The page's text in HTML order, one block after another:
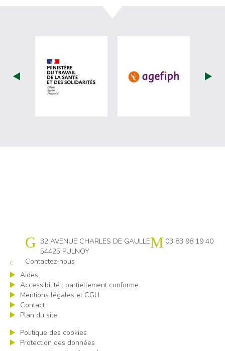
visiter les site de Ministère du travail
visiter les
Cap emploi 54
32 AVENUE CHARLES DE GAULLE
54425 PULNOY
03 83 98 19 40
Contactez-nous
Aides
Accessibilité : partiellement conforme
Mentions légales et CGU
Contact
Plan du site
Politique des cookies
Protection des données